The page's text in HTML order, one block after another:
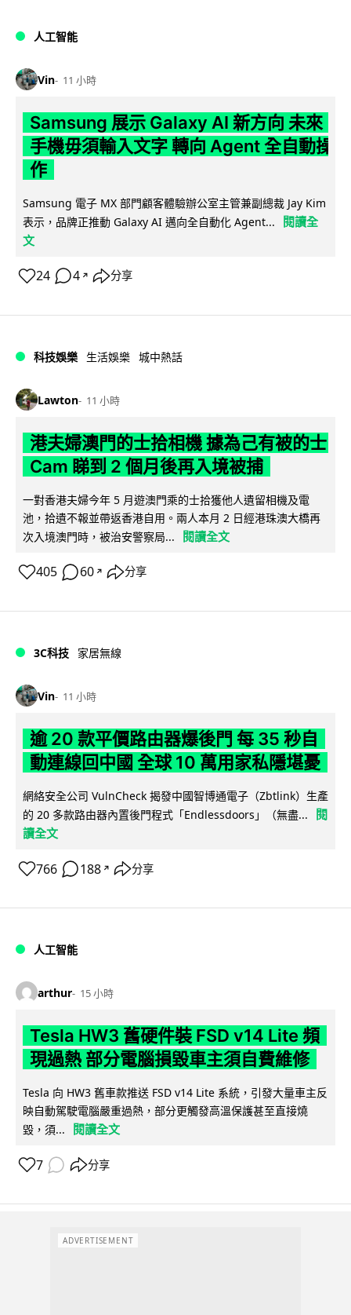
人工智能
Vin 11 小時
Samsung 展示 Galaxy AI 新方向 未來
手機毋須輸入文字 轉向 Agent 全自動操
作
Samsung 電子 MX 部門顧客體驗辦公室主管兼副總裁 Jay Kim
表示，品牌正推動 Galaxy AI 邁向全自動化 Agent...
閱讀全
文
24 4 ↗ 分享
科技娛樂 生活娛樂 城中熱話
Lawton 11 小時
港夫婦澳門的士拾相機 據為己有被的士
Cam 睇到 2 個月後再入境被捕
一對香港夫婦今年 5 月遊澳門乘的士拾獲他人遺留相機及電
池，拾遺不報並帶返香港自用。兩人本月 2 日經港珠澳大橋再
次入境澳門時，被治安警察局...
閱讀全文
405 60 ↗ 分享
3C科技 家居無線
Vin 11 小時
逾 20 款平價路由器爆後門 每 35 秒自
動連線回中國 全球 10 萬用家私隱堪憂
網絡安全公司 VulnCheck 揭發中國智博通電子（Zbtlink）生產
的 20 多款路由器內置後門程式「Endlessdoors」（無盡...
閱
讀全文
766 188 ↗ 分享
人工智能
arthur 15 小時
Tesla HW3 舊硬件裝 FSD v14 Lite 頻
現過熱 部分電腦損毀車主須自費維修
Tesla 向 HW3 舊車款推送 FSD v14 Lite 系統，引發大量車主反
映自動駕駛電腦嚴重過熱，部分更觸發高溫保護甚至直接燒
毀，須...
閱讀全文
7 分享
ADVERTISEMENT